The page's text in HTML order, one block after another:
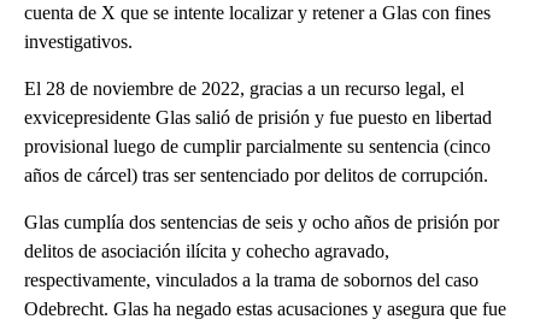
cuenta de X que se intente localizar y retener a Glas con fines
investigativos.
El 28 de noviembre de 2022, gracias a un recurso legal, el
exvicepresidente Glas salió de prisión y fue puesto en libertad
provisional luego de cumplir parcialmente su sentencia (cinco
años de cárcel) tras ser sentenciado por delitos de corrupción.
Glas cumplía dos sentencias de seis y ocho años de prisión por
delitos de asociación ilícita y cohecho agravado,
respectivamente, vinculados a la trama de sobornos del caso
Odebrecht. Glas ha negado estas acusaciones y asegura que fue